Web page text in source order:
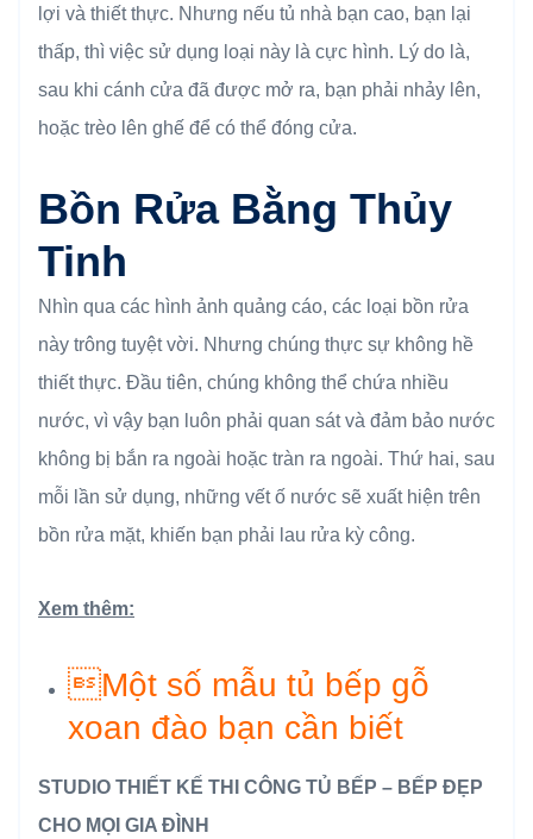
lợi và thiết thực. Nhưng nếu tủ nhà bạn cao, bạn lại
thấp, thì việc sử dụng loại này là cực hình. Lý do là,
sau khi cánh cửa đã được mở ra, bạn phải nhảy lên,
hoặc trèo lên ghế để có thể đóng cửa.
Bồn Rửa Bằng Thủy
Tinh
Nhìn qua các hình ảnh quảng cáo, các loại bồn rửa
này trông tuyệt vời. Nhưng chúng thực sự không hề
thiết thực. Đầu tiên, chúng không thể chứa nhiều
nước, vì vậy bạn luôn phải quan sát và đảm bảo nước
không bị bắn ra ngoài hoặc tràn ra ngoài. Thứ hai, sau
mỗi lần sử dụng, những vết ố nước sẽ xuất hiện trên
bồn rửa mặt, khiến bạn phải lau rửa kỳ công.
Xem thêm:
Một số mẫu tủ bếp gỗ
xoan đào bạn cần biết
STUDIO THIẾT KẾ THI CÔNG TỦ BẾP – BẾP ĐẸP
CHO MỌI GIA ĐÌNH